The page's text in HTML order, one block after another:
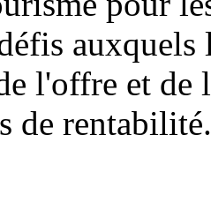
auxquels
l'offre et
de rentabilité.